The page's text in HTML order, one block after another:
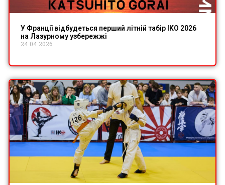
У Франції відбудеться перший літній табір IKO 2026
на Лазурному узбережжі
24.04.2026